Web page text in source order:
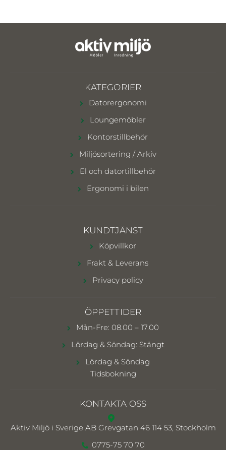
KATEGORIER
Datorergonomi
Loungemöbler
Kontorstillbehör
Miljösortering / Arkiv
El och datortillbehör
Ergonomi i bilen
KUNDTJÄNST
Köpvillkor
Frakt & Leverans
Privacy policy
ÖPPETTIDER
Mån-Fre: 08.00 – 17.00
Lördag & Söndag: Stängt
Lördag & Söndag
Tidsbokning
KONTAKTA OSS
Aktiv Miljö i Sverige AB Grevgatan 46 114 53, Stockholm
0775-75 70 70